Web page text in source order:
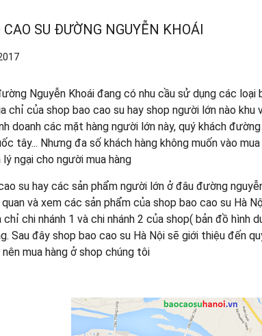
CAO SU ĐƯỜNG NGUYỄN KHOÁI
Nguyễn Khoái đang có nhu cầu sử dụng các
chỉ của shop bao cao su hay shop người lớn nào khu
doanh các mặt hàng người lớn này, quý khách
tây... Nhưng đa số khách hàng không muốn vào
ngại cho người mua hàng
su hay các sản phẩm người lớn ở đâu đường
và xem các sản phẩm của shop bao cao su Hà
chỉ chi nhánh 1 và chi nhánh 2 của shop( bản đồ
Sau đây shop bao cao su Hà Nội sẽ giới thiệu đến
mua hàng ở shop chúng tôi